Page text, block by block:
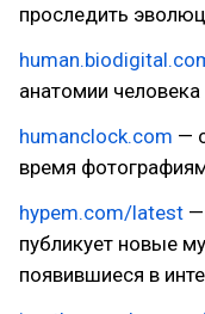
проследить
анатомии человека
humanclock.com —
время
hypem.com/latest —
публикует новые
появившиеся в